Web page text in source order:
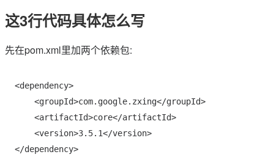
这3行代码具体怎么写
先在pom.xml里加两个依赖包:
<dependency>
    <groupId>com.google.zxing</groupId>
    <artifactId>core</artifactId>
    <version>3.5.1</version>
</dependency>